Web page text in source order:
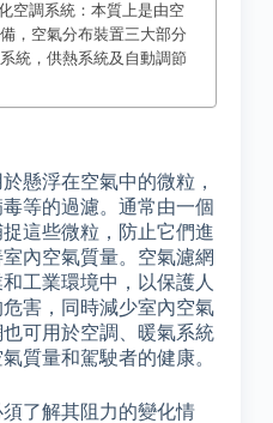
空調系統：本質上是由空
，空氣分布裝置三大部分
統，供熱系統及自動調節
懸浮在空氣中的微粒，
等的過濾。通常由一個
這些微粒，防止它們進
內空氣質量。空氣濾網
工業環境中，以保護人
害，同時減少室內空氣
可用於空調、暖氣系統
質量和駕駛者的健康。
了解其阻力的變化情